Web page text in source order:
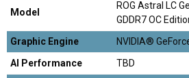
Model
ROG Astral LC
GDDR7 OC
Graphic Engine
NVIDIA®
AI Performance
TBD